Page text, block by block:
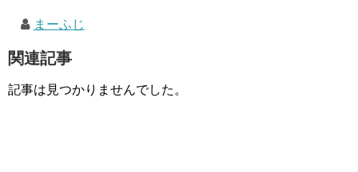
まーふじ
関連記事
記事は見つかりませんでした。